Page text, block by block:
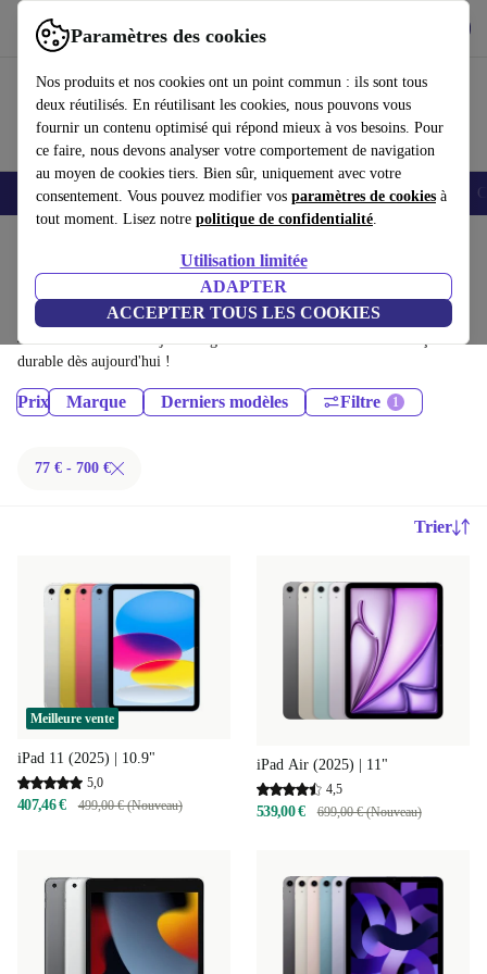
Paramètres des cookies
Nos produits et nos cookies ont un point commun : ils sont tous
deux réutilisés. En réutilisant les cookies, nous pouvons vous
fournir un contenu optimisé qui répond mieux à vos besoins. Pour
ce faire, nous devons analyser votre comportement de navigation
au moyen de cookies tiers. Bien sûr, uniquement avec votre
consentement. Vous pouvez modifier vos paramètres de cookies à
tout moment. Lisez notre politique de confidentialité.
Utilisation limitée
ADAPTER
ACCEPTER TOUS LES COOKIES
Utilisez refurbed rapidement et facilement
Smartphones Laptops Tablettes Montres connectées Accessoires
Tablettes:
Tablettes certifiés reconditionnés à moins de 700€ – économisez jusqu'à
40 %. Retours sous 30 jours et garantie de 12 mois. Achetez de façon
durable dès aujourd'hui !
Prix Marque Derniers modèles Filtre
77 € - 700 €
Trier
Meilleure vente
iPad 11 (2025) | 10.9"
5,0
407,46 € 499,00 € (Nouveau)
iPad Air (2025) | 11"
4,5
539,00 € 699,00 € (Nouveau)